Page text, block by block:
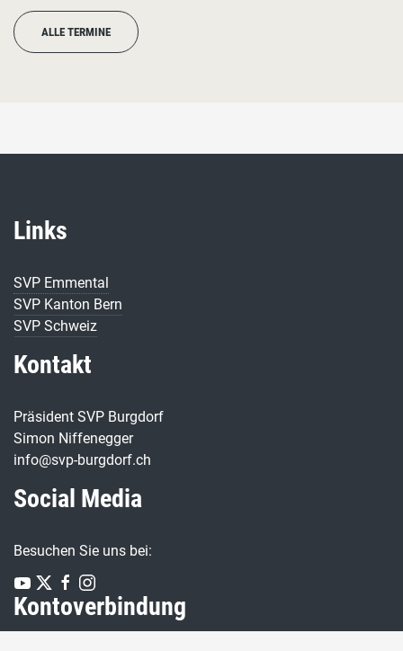
ALLE TERMINE
Links
SVP Emmental
SVP Kanton Bern
SVP Schweiz
Kontakt
Präsident SVP Burgdorf
Simon Niffenegger
info@svp-burgdorf.ch
Social Media
Besuchen Sie uns bei:
Kontoverbindung